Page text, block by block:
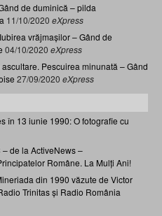
de duminică – pilda
11/10/2020 eXpress
vrăjmașilor – Gând de
04/10/2020 eXpress
Pescuirea minunată – Gând
27/09/2020 eXpress
în 13 iunie 1990: O fotografie cu
de la ActiveNews –
Române. La Mulți Ani!
din 1990 văzute de Victor
Trinitas și Radio România